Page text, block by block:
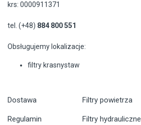
krs: 0000911371
tel. (+48) 884 800 551
Obsługujemy lokalizacje:
filtry krasnystaw
Dostawa
Regulamin
Filtry powietrza
Filtry hydrauliczne